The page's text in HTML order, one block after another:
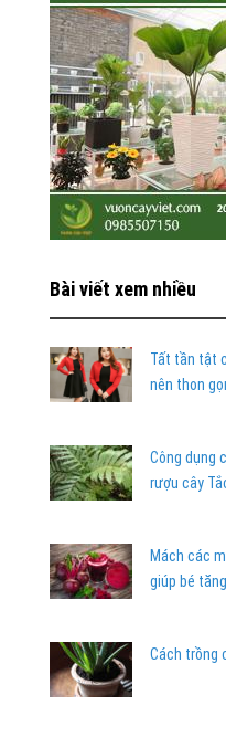
Bài viết xem nhiều
Tất tần tật
nên thon
Công dụng
rượu cây
Mách các
giúp bé
Cách trồng